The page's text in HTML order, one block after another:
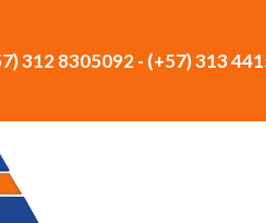
312 8305092 - (+57) 313